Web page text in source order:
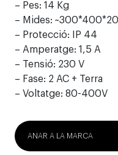
– Pes: 14 Kg
– Mides:
– Protecció: IP 44
– Amperatge: 1,5 A
– Tensió: 230 V
– Fase: 2 AC + Terra
– Voltatge: 80-400V
ANAR A LA MARCA